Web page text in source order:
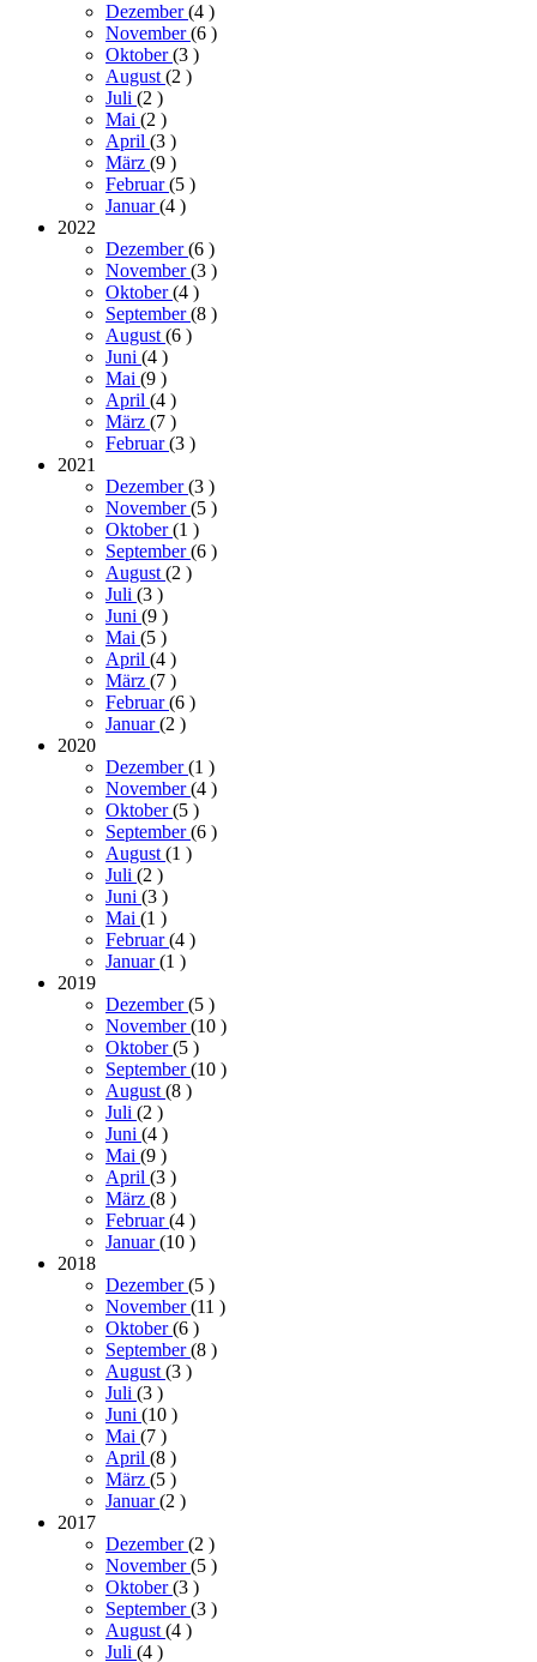
Dezember(4 )
November(6 )
Oktober(3 )
August (2 )
Juli (2 )
Mai (2 )
April (3 )
März (9 )
Februar(5 )
Januar(4 )
2022
Dezember(6 )
November(3 )
Oktober(4 )
September(8 )
August (6 )
Juni (4 )
Mai (9 )
April (4 )
März (7 )
Februar(3 )
2021
Dezember(3 )
November(5 )
Oktober(1 )
September(6 )
August (2 )
Juli (3 )
Juni (9 )
Mai (5 )
April (4 )
März (7 )
Februar(6 )
Januar(2 )
2020
Dezember(1 )
November(4 )
Oktober(5 )
September(6 )
August (1 )
Juli (2 )
Juni (3 )
Mai (1 )
Februar(4 )
Januar(1 )
2019
Dezember(5 )
November(10 )
Oktober(5 )
September(10 )
August (8 )
Juli (2 )
Juni (4 )
Mai (9 )
April (3 )
März (8 )
Februar(4 )
Januar(10 )
2018
Dezember(5 )
November(11 )
Oktober(6 )
September(8 )
August (3 )
Juli (3 )
Juni (10 )
Mai (7 )
April (8 )
März (5 )
Januar(2 )
2017
Dezember(2 )
November(5 )
Oktober(3 )
September(3 )
August (4 )
Juli (4 )